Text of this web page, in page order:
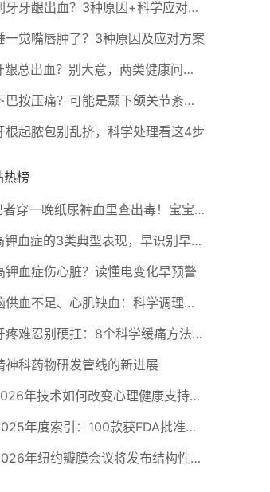
刷牙牙龈出血？3种原因+科学应对指南
一觉嘴唇肿了？3种原因及应对方案
牙龈总出血？别大意，两类健康问题预警
下巴按压痛？可能是颞下颌关节紊乱病
根起脓包别乱挤，科学处理看这4步
热榜
记者穿一晚纸尿裤血里查出毒！宝宝血液浓度竟是成人的5倍？
高钾血症的3类典型表现，早识别早干预
钾血症伤心脏？读懂电变化早预警
脑供血不足、心肌缺血：科学调理全攻略
牙疼难忍别硬扛：8个科学缓痛方法收好
神科药物研发管线的新进展
2026年技术如何改变心理健康支持的获取方式
2025年度索引：100款获FDA批准的AI驱动医疗设备
2026年纽约瓣膜会议将发布结构性心脏病最新研究成果